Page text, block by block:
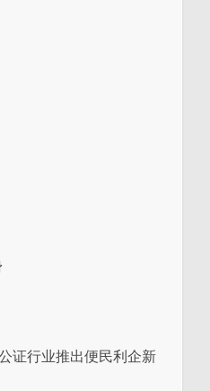
证行业推出便民利企新